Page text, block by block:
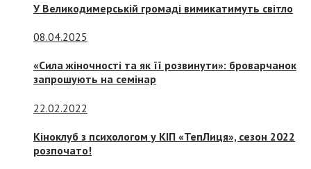
У Великодимерській громаді вимикатимуть світло
08.04.2025
«Сила жіночності та як її розвинути»: броварчанок
запрошують на семінар
22.02.2022
Кіноклуб з психологом у КІП «ТепЛиця», сезон 2022
розпочато!